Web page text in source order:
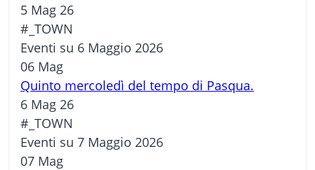
5 Mag 26
#_TOWN
Eventi su 6 Maggio 2026
06 Mag
Quinto mercoledì del tempo di Pasqua.
6 Mag 26
#_TOWN
Eventi su 7 Maggio 2026
07 Mag